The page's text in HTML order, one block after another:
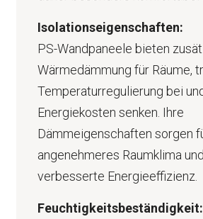
Isolationseigenschaften:
PS-Wandpaneele bieten
Wärmedämmung für Räume,
Temperaturregulierung bei
Energiekosten senken. Ihre
Dämmeigenschaften sorgen
angenehmeres Raumklima
verbesserte Energieeffizienz.
Feuchtigkeitsbeständigkeit: